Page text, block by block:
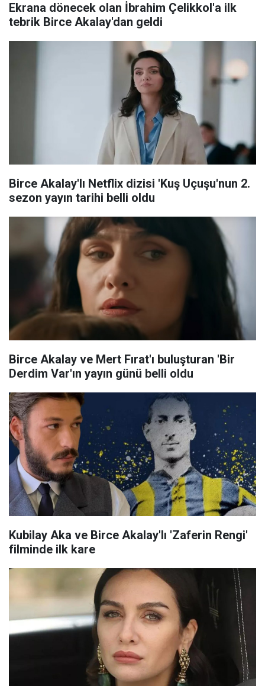
Ekrana dönecek olan İbrahim Çelikkol'a ilk
tebrik Birce Akalay'dan geldi
Birce Akalay'lı Netflix dizisi 'Kuş Uçuşu'nun 2.
sezon yayın tarihi belli oldu
Birce Akalay ve Mert Fırat'ı buluşturan 'Bir
Derdim Var'ın yayın günü belli oldu
Kubilay Aka ve Birce Akalay'lı 'Zaferin Rengi'
filminde ilk kare